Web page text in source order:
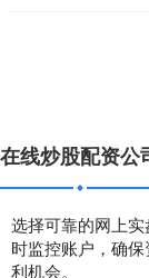
在线炒股配资公
选择可靠的网上
时监控账户，确
利机会。